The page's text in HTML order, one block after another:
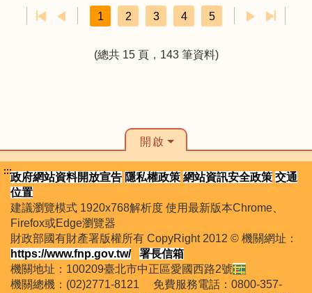
1 2 3 4 5
(總共 15 頁，143 筆資料)
開啟
:::政府網站資料開放宣告 隱私權政策 網站資訊安全政策 交通
位置
建議瀏覽模式 1920x768解析度 使用最新版本Chrome、
Firefox或Edge瀏覽器
財政部國有財產署版權所有 CopyRight 2012 © 機關網址：
https://www.fnp.gov.tw/
署長信箱
機關地址：100209臺北市中正區愛國西路2號
機關總機：(02)2771-8121 免費服務電話：0800-357-